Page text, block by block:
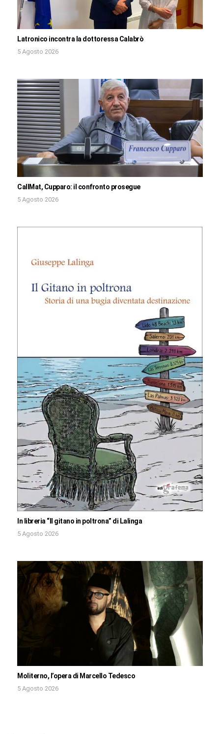
Latronico incontra la dottoressa Calabrò
5 Agosto 2026
CallMat, Cupparo: il confronto prosegue
5 Agosto 2026
In libreria “Il gitano in poltrona” di Lalinga
5 Agosto 2026
Moliterno, l’opera di Marcello Tedesco
5 Agosto 2026